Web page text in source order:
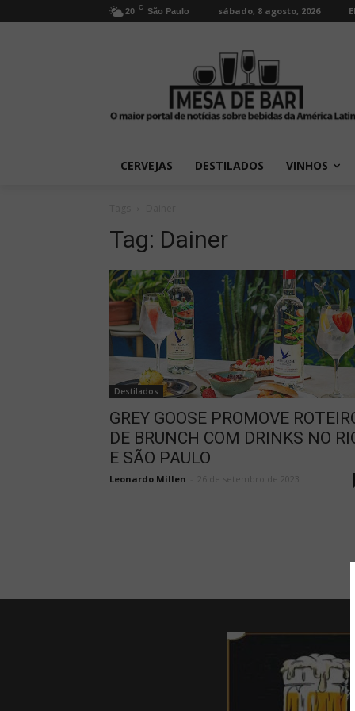
20 C São Paulo sábado, 8 agosto, 2026
CERVEJAS DESTILADOS VINHOS
Tag: Dainer
Destilados
GREY GOOSE PROMOVE
DE BRUNCH COM DRINKS NO
E SÃO PAULO
Leonardo Millen 26 de setembro de 2023